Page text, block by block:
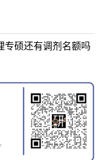
专硕还有调剂名额吗